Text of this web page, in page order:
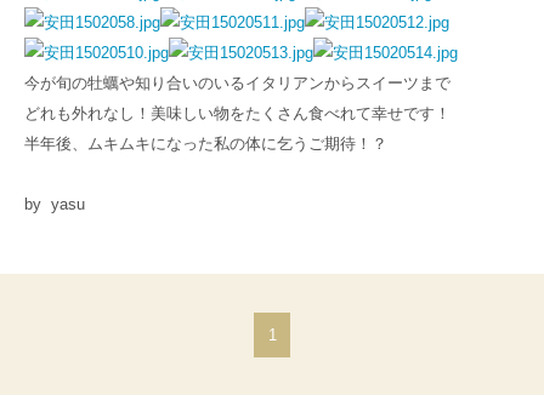
今が旬の牡蠣や知り合いのいるイタリアンからスイーツまで
どれも外れなし！美味しい物をたくさん食べれて幸せです！
半年後、ムキムキになった私の体に乞うご期待！？
by yasu
1